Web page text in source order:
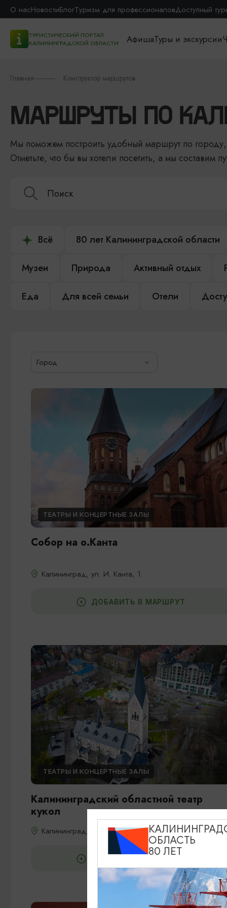
О насНовостиБлогТуризм для профессионаловДоступный
ТУРИСТИЧЕСКИЙ ПОРТАЛ
КАЛИНИНГРАДСКОЙ ОБЛАСТИ
АфишаТуры и экскурсии
Главная Конструктор маршрутов
МАРШРУТЫ ПО
Мы поможем построить удобный маршрут по городу,
Отметьте, что бы вы хотели посетить, а мы составим
Всё 80 лет Калининградской области
Музеи Природа Активный отдых
Еда Для всей семьи Отели
Город
ТЕАТРЫ И КОНЦЕРТНЫЕ ЗАЛЫ
Собор на о.Канта
Калининград, ул. И. Канта, 1
ДОБАВИТЬ В МАРШРУТ
ТЕАТРЫ И КОНЦЕРТНЫЕ ЗАЛЫ
Калининградский областной театр
кукол
Калининград, пр.Победы, 1а
ОБЛАСТЬ
80 ЛЕТ